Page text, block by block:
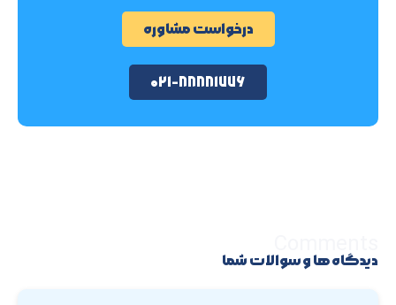
درخواست مشاوره
۰۲۱-۸۸۸۸۱۷۷۶
دیدگاه ها و سوالات شما